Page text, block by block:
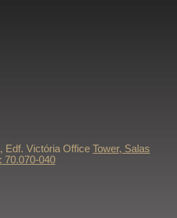
Edf. Victória Office Tower, Salas
70.070-040